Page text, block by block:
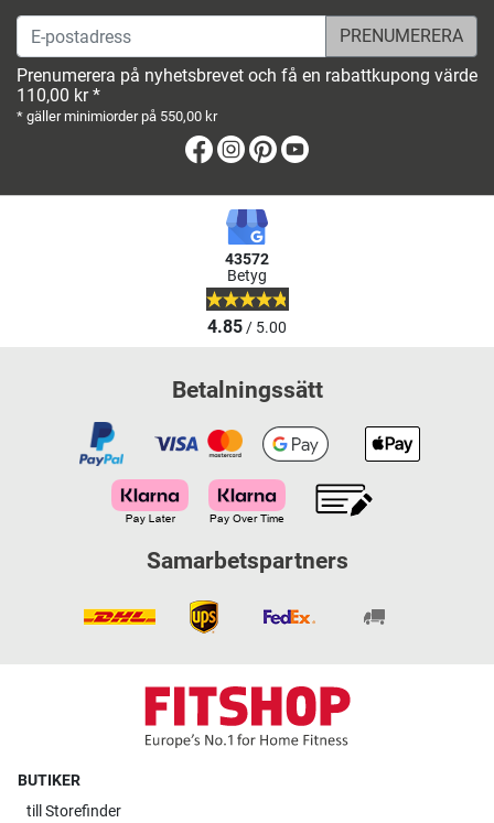
E-postadress
Prenumerera på nyhetsbrevet och få en rabattkupong värde
110,00 kr *
* gäller minimiorder på 550,00 kr
Facebook
Instagram
Pinterest
43572
Betyg
4.85/ 5.00
Betalningssätt
Samarbetspartners
BUTIKER
till Storefinder